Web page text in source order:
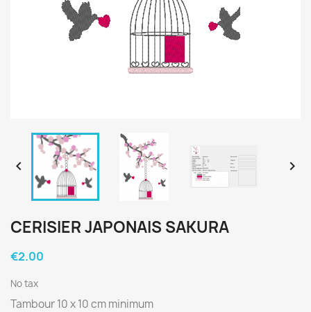
 
CERISIER JAPONAIS SAKURA
€2.00
No tax
Tambour 10 x 10 cm minimum